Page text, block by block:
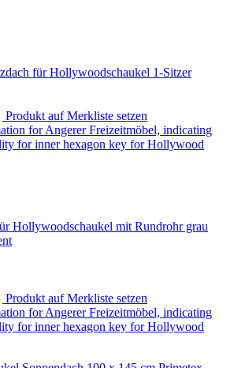
für Hollywoodschaukel 1-Sitzer
Produkt auf Merkliste setzen
Hollywoodschaukel mit Rundrohr grau
Produkt auf Merkliste setzen